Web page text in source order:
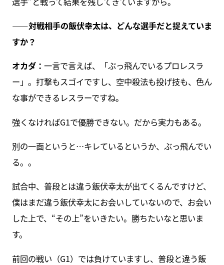
――対戦相手の飯伏幸太は、どんな選手だと捉えていま
すか？
オカダ： 一言で言えば、「ぶっ飛んでいるプロレスラ
ー」。打撃もスゴイですし、空中殺法も投げ技も、色ん
な事ができるレスラーですね。
強くなければG1で優勝できない。だから実力もある。
別の一面というと…キレているというか、ぶっ飛んでい
る。。
試合中、普段とは違う飯伏幸太が出てくるんですけど、
僕はまだ違う飯伏幸太にお会いしていないので、お会い
した上で、“その上”をいきたい。勝ちたいなと思いま
す。
前回の戦い（G1）では負けていますし、普段と違う飯